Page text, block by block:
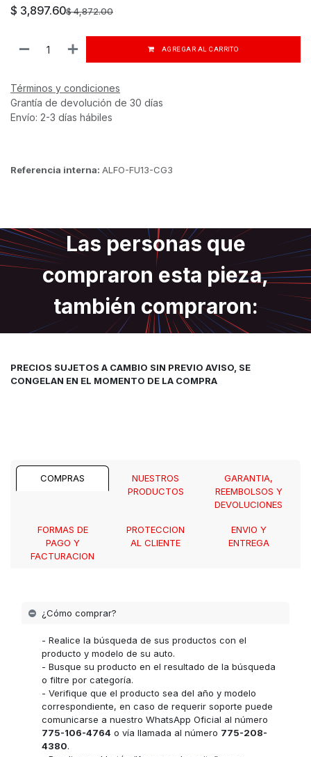
$ 3,897.60$4,872.00
AGREGAR AL CARRITO
Términos y condiciones
Grantía de devolución de 30 días
Envío: 2-3 días hábiles
Referencia interna: ALFO-FU13-CG3
Las personas que
compraron esta pieza,
también compraron:
PRECIOS SUJETOS A CAMBIO SIN PREVIO AVISO, SE
CONGELAN EN EL MOMENTO DE LA COMPRA
COMPRAS
NUESTROS
PRODUCTOS
GARANTIA,
REEMBOLSOS Y
DEVOLUCIONES
FORMAS DE
PAGO Y
FACTURACION
PROTECCION
AL CLIENTE
ENVIO Y
ENTREGA
¿Cómo comprar?
- Realice la búsqueda de sus productos con el
producto y modelo de su auto.
- Busque su producto en el resultado de la búsqueda
o filtre por categoría.
- Verifique que el producto sea del año y modelo
correspondiente, en caso de requerir soporte puede
comunicarse a nuestro WhatsApp Oficial al número
775-106-4764 o vía llamada al número 775-208-
4380.